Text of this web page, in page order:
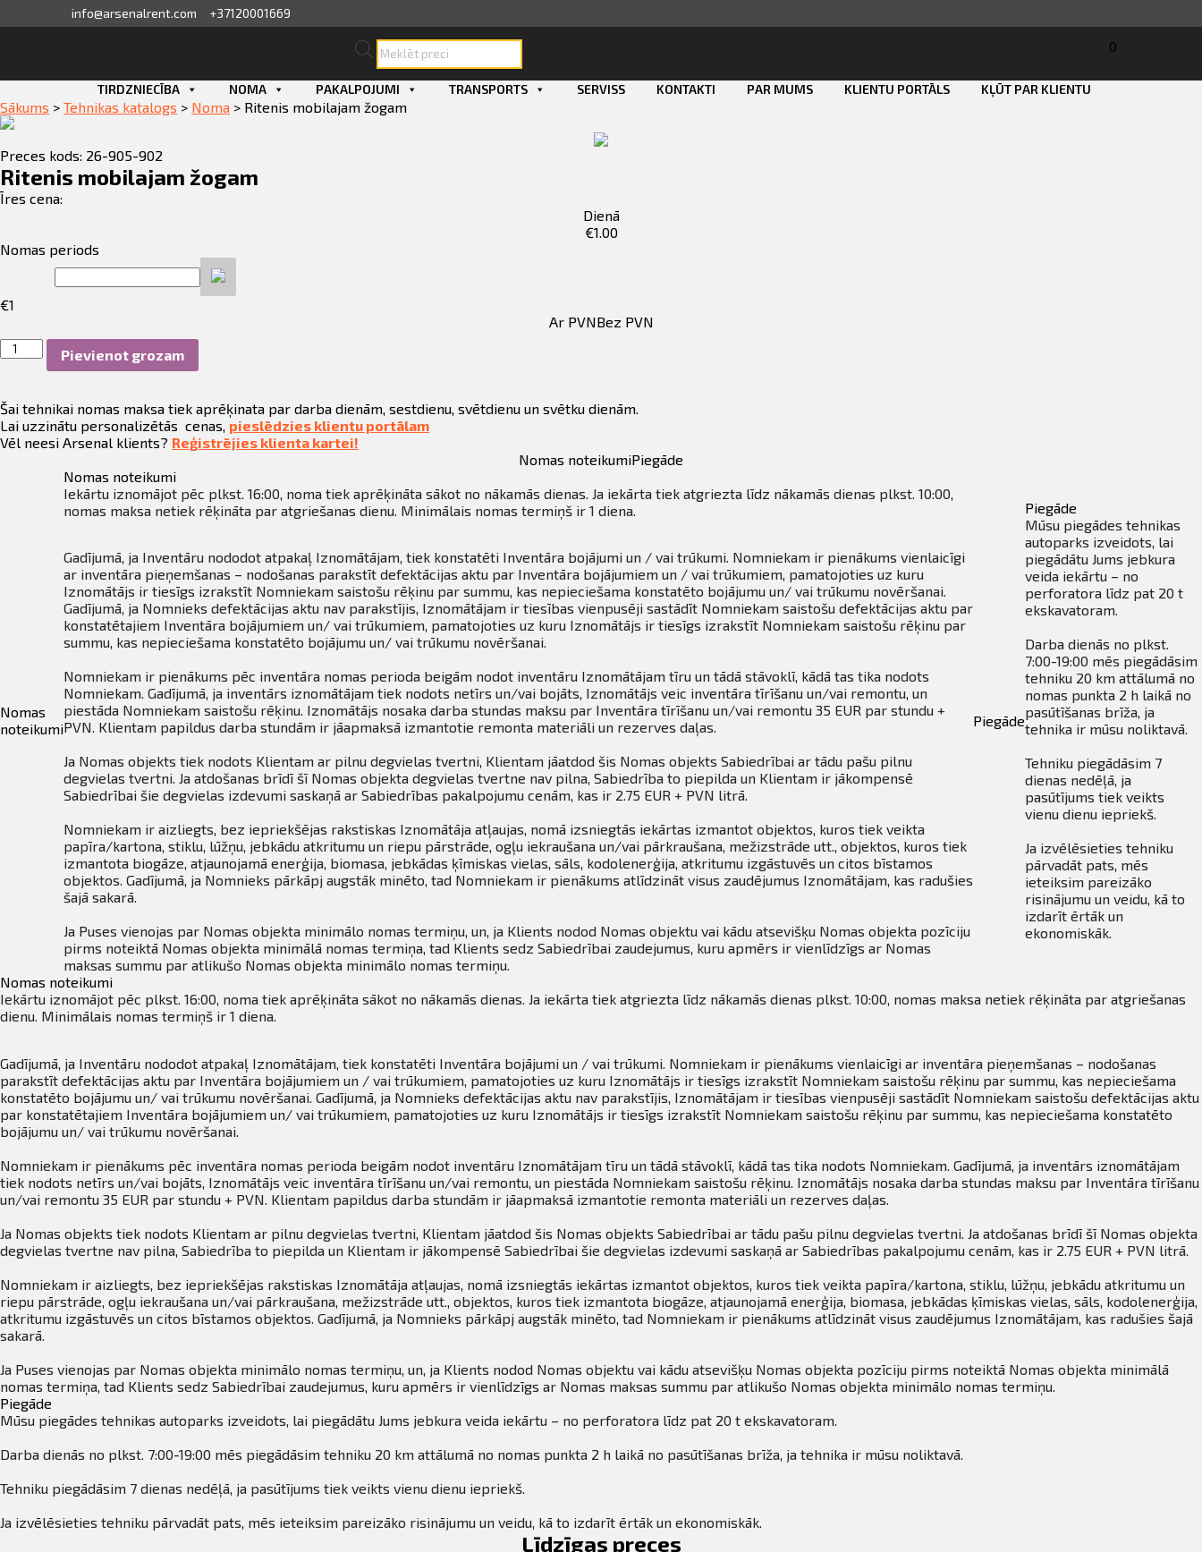
info@arsenalrent.com +37120001669
Products
search
0
informācija
pavadzīmes
piedāvājumi
daļu pasūtīšana
to
content
TIRDZNIECĪBA NOMA PAKALPOJUMI TRANSPORTS SERVISS KONTAKTI PAR MUMS KLIENTU PORTĀLS KĻŪT PAR KLIENTU
Sākums > Tehnikas katalogs > Noma > Ritenis mobilajam žogam
Preces kods: 26-905-902
Ritenis mobilajam žogam
Īres cena:
Dienā
€1.00
Nomas periods
€1
Ar PVNBez PVN
Ritenis
mobilajam
daudzums
Pievienot grozam
Šai tehnikai nomas maksa tiek aprēķinata par darba dienām, sestdienu, svētdienu un svētku dienām.
Lai uzzinātu personalizētās cenas, pieslēdzies klientu portālam
Vēl neesi Arsenal klients? Reģistrējies klienta kartei!
Nomas noteikumiPiegāde
Nomas
noteikumi
Nomas noteikumi
Iekārtu iznomājot pēc plkst. 16:00, noma tiek aprēķināta sākot no nākamās dienas. Ja iekārta tiek atgriezta līdz nākamās dienas plkst. 10:00,
nomas maksa netiek rēķināta par atgriešanas dienu. Minimālais nomas termiņš ir 1 diena.
Gadījumā, ja Inventāru nododot atpakaļ Iznomātājam, tiek konstatēti Inventāra bojājumi un / vai trūkumi. Nomniekam ir pienākums vienlaicīgi
ar inventāra pieņemšanas – nodošanas parakstīt defektācijas aktu par Inventāra bojājumiem un / vai trūkumiem, pamatojoties uz kuru
Iznomātājs ir tiesīgs izrakstīt Nomniekam saistošu rēķinu par summu, kas nepieciešama konstatēto bojājumu un/ vai trūkumu novēršanai.
Gadījumā, ja Nomnieks defektācijas aktu nav parakstījis, Iznomātājam ir tiesības vienpusēji sastādīt Nomniekam saistošu defektācijas aktu par
konstatētajiem Inventāra bojājumiem un/ vai trūkumiem, pamatojoties uz kuru Iznomātājs ir tiesīgs izrakstīt Nomniekam saistošu rēķinu par
summu, kas nepieciešama konstatēto bojājumu un/ vai trūkumu novēršanai.
Nomniekam ir pienākums pēc inventāra nomas perioda beigām nodot inventāru Iznomātājam tīru un tādā stāvoklī, kādā tas tika nodots
Nomniekam. Gadījumā, ja inventārs iznomātājam tiek nodots netīrs un/vai bojāts, Iznomātājs veic inventāra tīrīšanu un/vai remontu, un
piestāda Nomniekam saistošu rēķinu. Iznomātājs nosaka darba stundas maksu par Inventāra tīrīšanu un/vai remontu 35 EUR par stundu +
PVN. Klientam papildus darba stundām ir jāapmaksā izmantotie remonta materiāli un rezerves daļas.
Ja Nomas objekts tiek nodots Klientam ar pilnu degvielas tvertni, Klientam jāatdod šis Nomas objekts Sabiedrībai ar tādu pašu pilnu
degvielas tvertni. Ja atdošanas brīdī šī Nomas objekta degvielas tvertne nav pilna, Sabiedrība to piepilda un Klientam ir jākompensē
Sabiedrībai šie degvielas izdevumi saskaņā ar Sabiedrības pakalpojumu cenām, kas ir 2.75 EUR + PVN litrā.
Nomniekam ir aizliegts, bez iepriekšējas rakstiskas Iznomātāja atļaujas, nomā izsniegtās iekārtas izmantot objektos, kuros tiek veikta
papīra/kartona, stiklu, lūžņu, jebkādu atkritumu un riepu pārstrāde, ogļu iekraušana un/vai pārkraušana, mežizstrāde utt., objektos, kuros tiek
izmantota biogāze, atjaunojamā enerģija, biomasa, jebkādas ķīmiskas vielas, sāls, kodolenerģija, atkritumu izgāstuvēs un citos bīstamos
objektos. Gadījumā, ja Nomnieks pārkāpj augstāk minēto, tad Nomniekam ir pienākums atlīdzināt visus zaudējumus Iznomātājam, kas radušies
šajā sakarā.
Ja Puses vienojas par Nomas objekta minimālo nomas termiņu, un, ja Klients nodod Nomas objektu vai kādu atsevišķu Nomas objekta pozīciju
pirms noteiktā Nomas objekta minimālā nomas termiņa, tad Klients sedz Sabiedrībai zaudejumus, kuru apmērs ir vienlīdzīgs ar Nomas
maksas summu par atlikušo Nomas objekta minimālo nomas termiņu.
Piegāde
Piegāde
Mūsu piegādes tehnikas
autoparks izveidots, lai
piegādātu Jums jebkura
veida iekārtu – no
perforatora līdz pat 20 t
ekskavatoram.
Darba dienās no plkst.
7:00-19:00 mēs piegādāsim
tehniku 20 km attālumā no
nomas punkta 2 h laikā no
pasūtīšanas brīža, ja
tehnika ir mūsu noliktavā.
Tehniku piegādāsim 7
dienas nedēļā, ja
pasūtījums tiek veikts
vienu dienu iepriekš.
Ja izvēlēsieties tehniku
pārvadāt pats, mēs
ieteiksim pareizāko
risinājumu un veidu, kā to
izdarīt ērtāk un
ekonomiskāk.
Nomas noteikumi
Iekārtu iznomājot pēc plkst. 16:00, noma tiek aprēķināta sākot no nākamās dienas. Ja iekārta tiek atgriezta līdz nākamās dienas plkst. 10:00, nomas maksa netiek rēķināta par atgriešanas
dienu. Minimālais nomas termiņš ir 1 diena.
Gadījumā, ja Inventāru nododot atpakaļ Iznomātājam, tiek konstatēti Inventāra bojājumi un / vai trūkumi. Nomniekam ir pienākums vienlaicīgi ar inventāra pieņemšanas – nodošanas
parakstīt defektācijas aktu par Inventāra bojājumiem un / vai trūkumiem, pamatojoties uz kuru Iznomātājs ir tiesīgs izrakstīt Nomniekam saistošu rēķinu par summu, kas nepieciešama
konstatēto bojājumu un/ vai trūkumu novēršanai. Gadījumā, ja Nomnieks defektācijas aktu nav parakstījis, Iznomātājam ir tiesības vienpusēji sastādīt Nomniekam saistošu defektācijas aktu
par konstatētajiem Inventāra bojājumiem un/ vai trūkumiem, pamatojoties uz kuru Iznomātājs ir tiesīgs izrakstīt Nomniekam saistošu rēķinu par summu, kas nepieciešama konstatēto
bojājumu un/ vai trūkumu novēršanai.
Nomniekam ir pienākums pēc inventāra nomas perioda beigām nodot inventāru Iznomātājam tīru un tādā stāvoklī, kādā tas tika nodots Nomniekam. Gadījumā, ja inventārs iznomātājam
tiek nodots netīrs un/vai bojāts, Iznomātājs veic inventāra tīrīšanu un/vai remontu, un piestāda Nomniekam saistošu rēķinu. Iznomātājs nosaka darba stundas maksu par Inventāra tīrīšanu
un/vai remontu 35 EUR par stundu + PVN. Klientam papildus darba stundām ir jāapmaksā izmantotie remonta materiāli un rezerves daļas.
Ja Nomas objekts tiek nodots Klientam ar pilnu degvielas tvertni, Klientam jāatdod šis Nomas objekts Sabiedrībai ar tādu pašu pilnu degvielas tvertni. Ja atdošanas brīdī šī Nomas objekta
degvielas tvertne nav pilna, Sabiedrība to piepilda un Klientam ir jākompensē Sabiedrībai šie degvielas izdevumi saskaņā ar Sabiedrības pakalpojumu cenām, kas ir 2.75 EUR + PVN litrā.
Nomniekam ir aizliegts, bez iepriekšējas rakstiskas Iznomātāja atļaujas, nomā izsniegtās iekārtas izmantot objektos, kuros tiek veikta papīra/kartona, stiklu, lūžņu, jebkādu atkritumu un
riepu pārstrāde, ogļu iekraušana un/vai pārkraušana, mežizstrāde utt., objektos, kuros tiek izmantota biogāze, atjaunojamā enerģija, biomasa, jebkādas ķīmiskas vielas, sāls, kodolenerģija,
atkritumu izgāstuvēs un citos bīstamos objektos. Gadījumā, ja Nomnieks pārkāpj augstāk minēto, tad Nomniekam ir pienākums atlīdzināt visus zaudējumus Iznomātājam, kas radušies šajā
sakarā.
Ja Puses vienojas par Nomas objekta minimālo nomas termiņu, un, ja Klients nodod Nomas objektu vai kādu atsevišķu Nomas objekta pozīciju pirms noteiktā Nomas objekta minimālā
nomas termiņa, tad Klients sedz Sabiedrībai zaudejumus, kuru apmērs ir vienlīdzīgs ar Nomas maksas summu par atlikušo Nomas objekta minimālo nomas termiņu.
Piegāde
Mūsu piegādes tehnikas autoparks izveidots, lai piegādātu Jums jebkura veida iekārtu – no perforatora līdz pat 20 t ekskavatoram.
Darba dienās no plkst. 7:00-19:00 mēs piegādāsim tehniku 20 km attālumā no nomas punkta 2 h laikā no pasūtīšanas brīža, ja tehnika ir mūsu noliktavā.
Tehniku piegādāsim 7 dienas nedēļā, ja pasūtījums tiek veikts vienu dienu iepriekš.
Ja izvēlēsieties tehniku pārvadāt pats, mēs ieteiksim pareizāko risinājumu un veidu, kā to izdarīt ērtāk un ekonomiskāk.
Līdzīgas preces